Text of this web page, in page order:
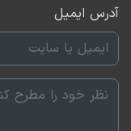
آدرس ایمیل